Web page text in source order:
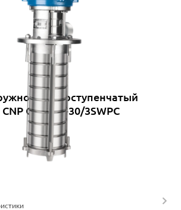
многоступенчатый
CDLK42-30/3SWPC